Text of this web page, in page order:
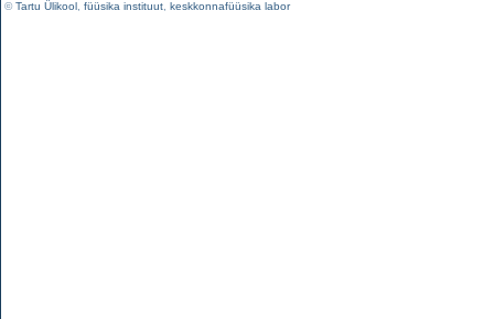
©Tartu Ülikool füüsika instituut keskkonnafüüsika labor